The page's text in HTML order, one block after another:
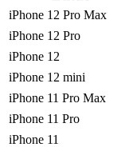
iPhone 12 Pro Max
iPhone 12 Pro
iPhone 12
iPhone 12 mini
iPhone 11 Pro Max
iPhone 11 Pro
iPhone 11